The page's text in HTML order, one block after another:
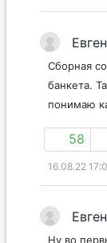
Сборная
банкета.
понимаю
58
16.08.22
Ну во